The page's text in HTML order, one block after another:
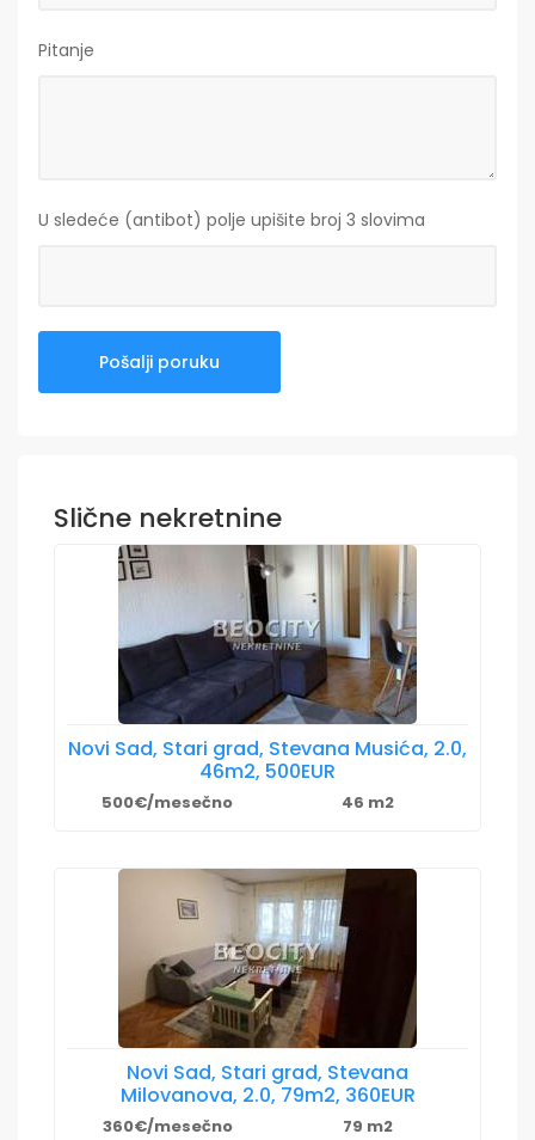
Pitanje
U sledeće (antibot) polje upišite broj 3 slovima
Slične nekretnine
Novi Sad, Stari grad, Stevana Musića, 2.0,
46m2, 500EUR
500€/mesečno 46 m2
Novi Sad, Stari grad, Stevana
Milovanova, 2.0, 79m2, 360EUR
360€/mesečno 79 m2